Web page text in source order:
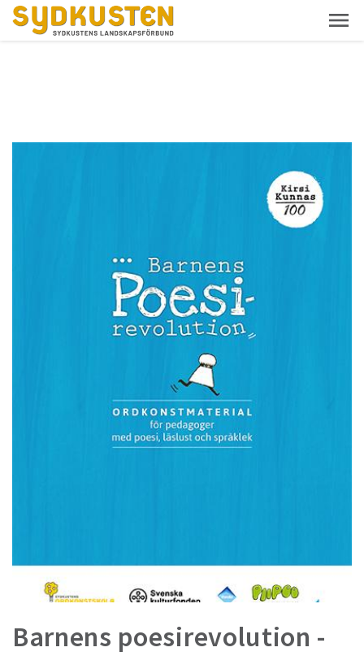
Barnens poesirevolution -